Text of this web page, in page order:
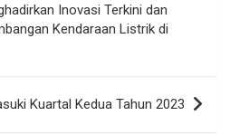
Inovasi Terkini dan
Kendaraan Listrik di
Kuartal Kedua Tahun 2023